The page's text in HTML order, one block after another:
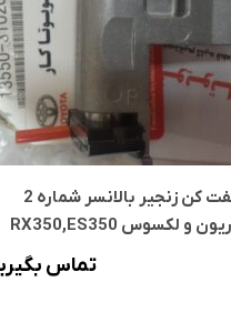
سفت کن زنجیر بالانسر شماره 2
اوریون و لکسوس RX350,ES350
تماس